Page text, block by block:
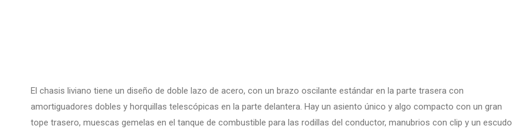
El chasis liviano tiene un diseño de doble lazo de acero, con un brazo oscilante estándar en la parte trasera con
amortiguadores dobles y horquillas telescópicas en la parte delantera. Hay un asiento único y algo compacto con un gran
tope trasero, muescas gemelas en el tanque de combustible para las rodillas del conductor, manubrios con clip y un escudo